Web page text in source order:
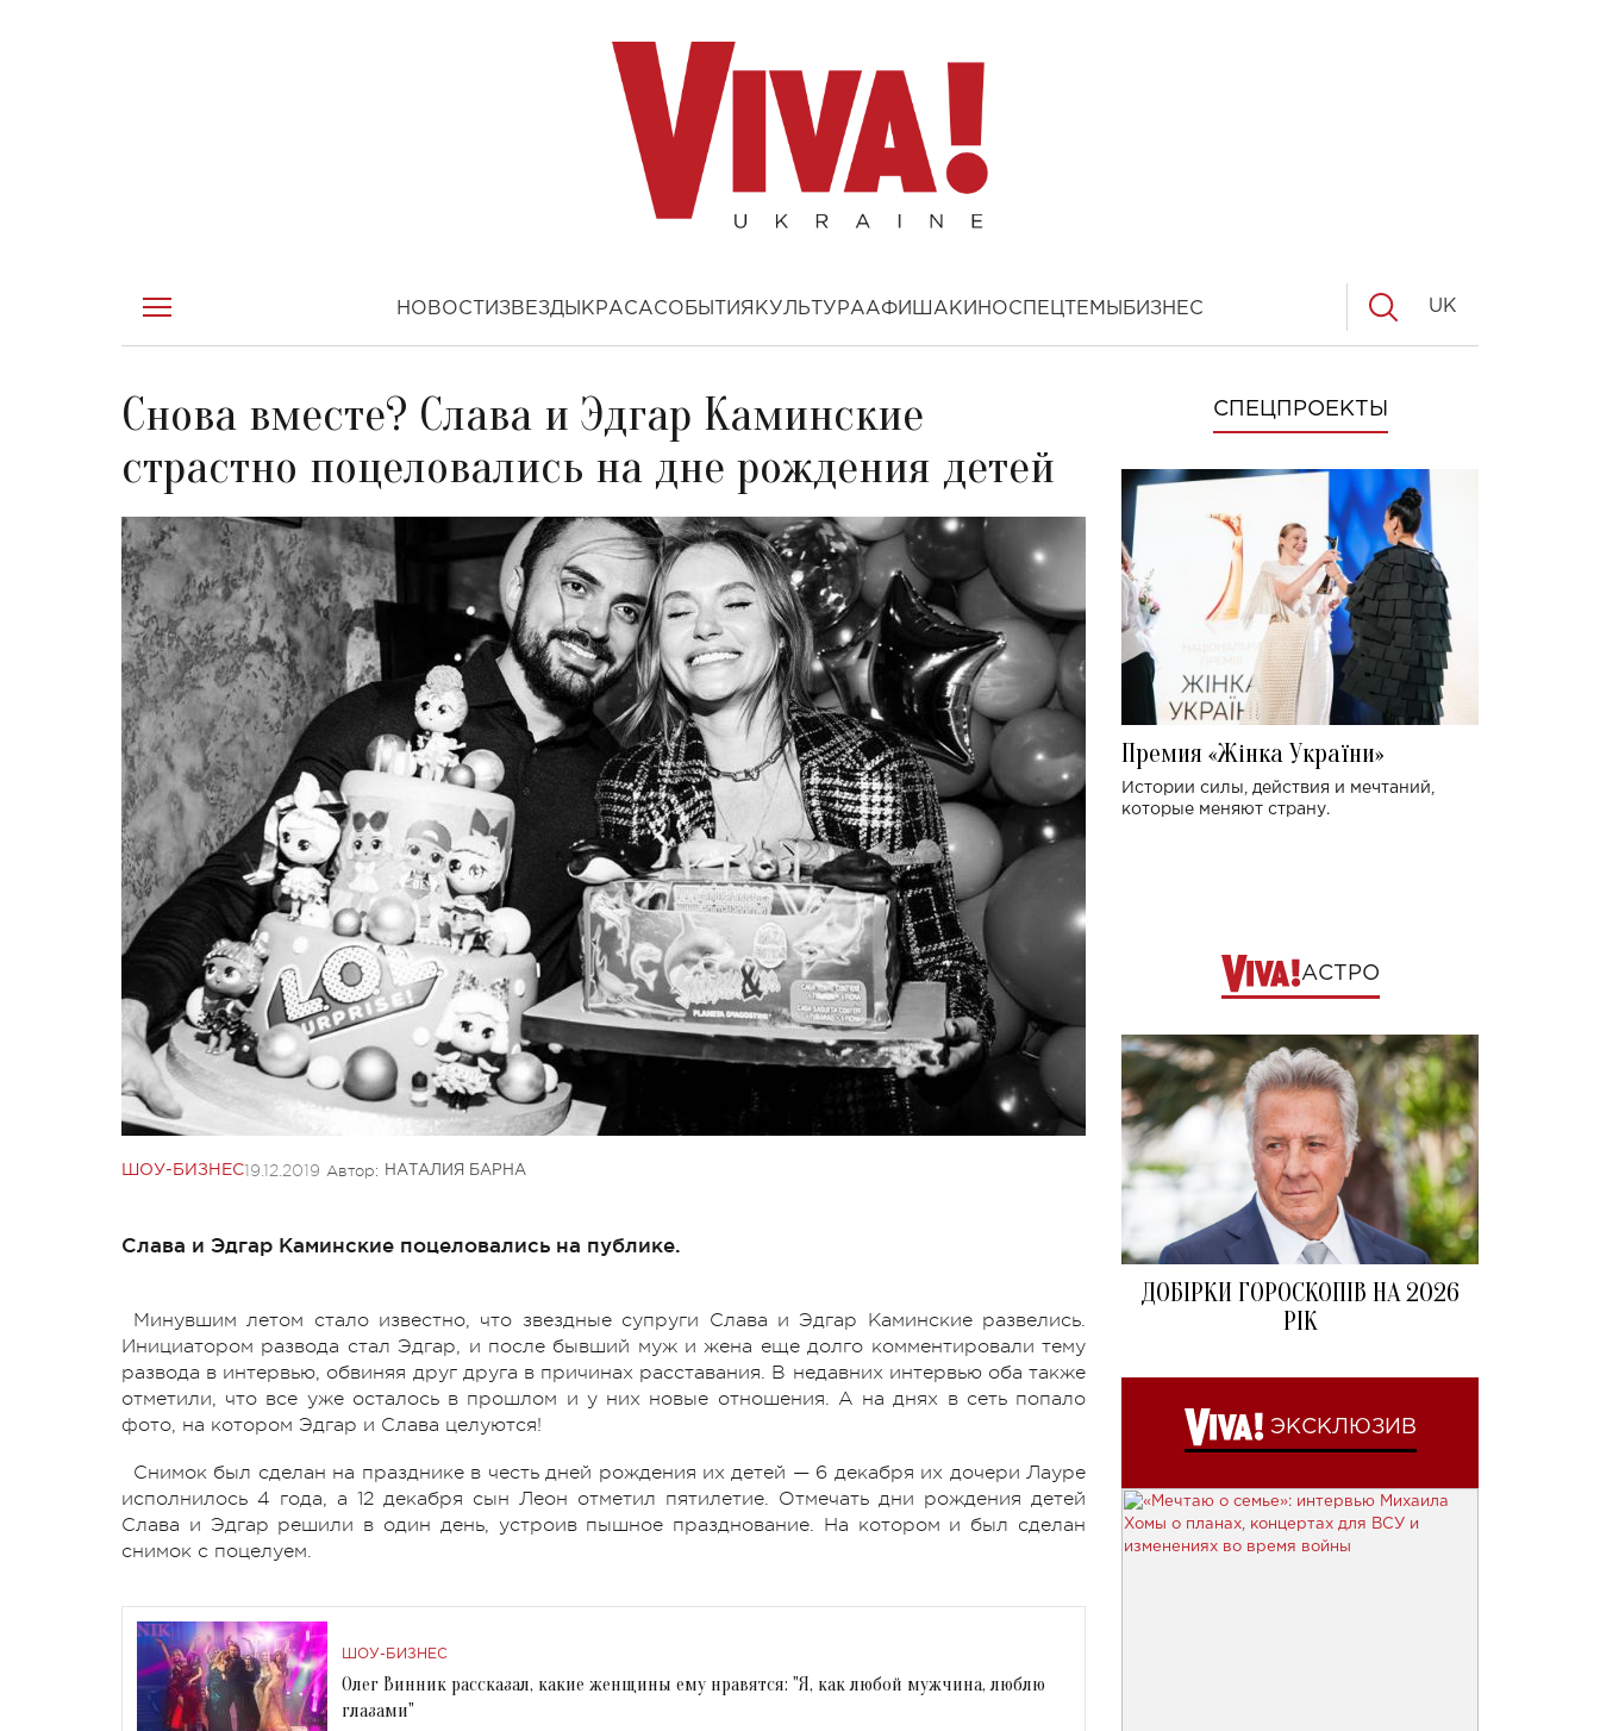
НОВОСТИ ЗВЕЗДЫ КРАСАСОБЫТИЯ КУЛЬТУРААФИША КИНОСПЕЦТЕМЫ БИЗНЕС UK
Снова вместе? Слава и Эдгар Каминские
страстно поцеловались на дне рождения детей
ШОУ-БИЗНЕС19.12.2019 Автор: НАТАЛИЯ БАРНА
Слава и Эдгар Каминские поцеловались на публике.
Минувшим летом стало известно, что звездные супруги Слава и Эдгар Каминские развелись.
Инициатором развода стал Эдгар, и после бывший муж и жена еще долго комментировали тему
развода в интервью, обвиняя друг друга в причинах расставания. В недавних интервью оба также
отметили, что все уже осталось в прошлом и у них новые отношения. А на днях в сеть попало
фото, на котором Эдгар и Слава целуются!
Снимок был сделан на празднике в честь дней рождения их детей — 6 декабря их дочери Лауре
исполнилось 4 года, а 12 декабря сын Леон отметил пятилетие. Отмечать дни рождения детей
Слава и Эдгар решили в один день, устроив пышное празднование. На котором и был сделан
снимок с поцелуем.
ШОУ-БИЗНЕС
Олег Винник рассказал, какие женщины ему нравятся: "Я, как любой мужчина, люблю
глазами"
СПЕЦПРОЕКТЫ
Премия «Жінка України»
Истории силы, действия и мечтаний,
которые меняют страну.
АСТРО
ДОБІРКИ ГОРОСКОПІВ НА 2026
РІК
ЭКСКЛЮЗИВ